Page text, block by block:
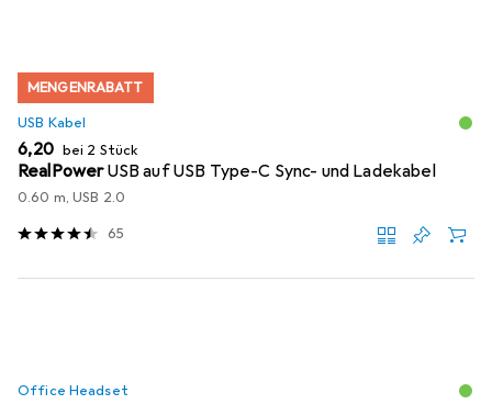
MENGENRABATT
USB Kabel
EUR
6,20 bei 2 Stück
RealPowerUSB auf USB Type-C Sync- und Ladekabel
0.60 m, USB 2.0
65
Office Headset